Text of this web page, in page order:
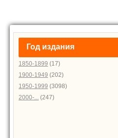
Год издания
1850-1899 (17)
1900-1949 (202)
1950-1999 (3098)
2000-... (247)